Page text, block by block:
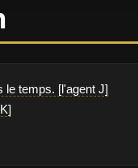
le temps. [l'agent J]